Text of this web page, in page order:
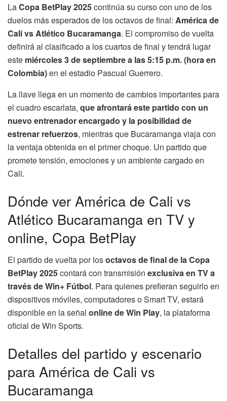
LaCopa BetPlay 2025continúa su curso con uno de los
duelos más esperados de los octavos de final: América de
Cali vs Atlético Bucaramanga. El compromiso de vuelta
definirá al clasificado a los cuartos de final y tendrá lugar
este miércoles 3 de septiembre a las 5:15 p.m. (hora en
Colombia)en el estadio Pascual Guerrero.
La llave llega en un momento de cambios importantes para
el cuadro escarlata, que afrontará este partido con un
nuevo entrenador encargado y la posibilidad de
estrenar refuerzos, mientras que Bucaramanga viaja con
la ventaja obtenida en el primer choque. Un partido que
promete tensión, emociones y un ambiente cargado en
Cali.
Dónde ver América de Cali vs
Atlético Bucaramanga en TV y
online, Copa BetPlay
El partido de vuelta por losoctavos de final de la Copa
BetPlay 2025contará con transmisión exclusiva en TV a
través de Win+ Fútbol. Para quienes prefieran seguirlo en
dispositivos móviles, computadores o Smart TV, estará
disponible en la señal online de Win Play, la plataforma
oficial de Win Sports.
Detalles del partido y escenario
para América de Cali vs
Bucaramanga